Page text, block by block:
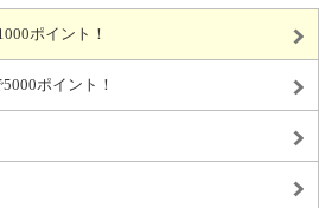
ポイント！
ポイント！